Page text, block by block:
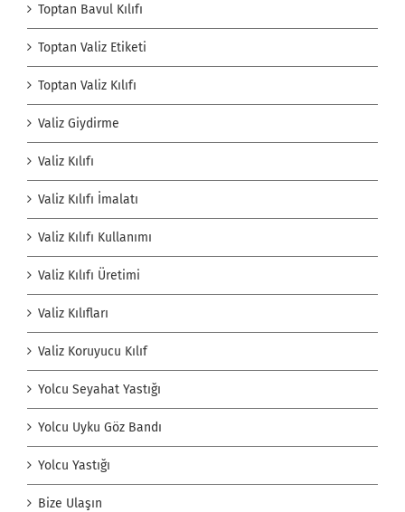
Toptan Bavul Kılıfı
Toptan Valiz Etiketi
Toptan Valiz Kılıfı
Valiz Giydirme
Valiz Kılıfı
Valiz Kılıfı İmalatı
Valiz Kılıfı Kullanımı
Valiz Kılıfı Üretimi
Valiz Kılıfları
Valiz Koruyucu Kılıf
Yolcu Seyahat Yastığı
Yolcu Uyku Göz Bandı
Yolcu Yastığı
Bize Ulaşın